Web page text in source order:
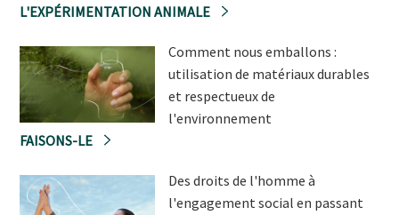
L'EXPÉRIMENTATION ANIMALE
Comment nous emballons :
utilisation de matériaux durables
et respectueux de
l'environnement
FAISONS-LE
Des droits de l'homme à
l'engagement social en passant